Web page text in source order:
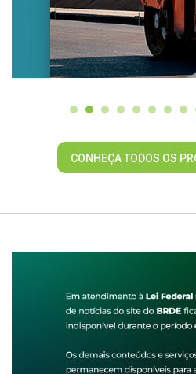
CONHEÇA TODOS OS